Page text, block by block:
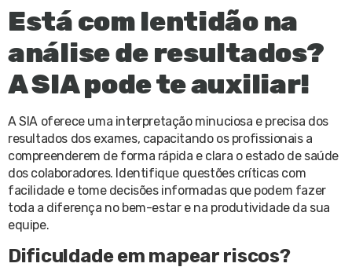
Está com lentidão na
análise de resultados?
A SIA pode te auxiliar!
A SIA oferece uma interpretação minuciosa e precisa dos
resultados dos exames, capacitando os profissionais a
compreenderem de forma rápida e clara o estado de saúde
dos colaboradores. Identifique questões críticas com
facilidade e tome decisões informadas que podem fazer
toda a diferença no bem-estar e na produtividade da sua
equipe.
Dificuldade em mapear riscos?